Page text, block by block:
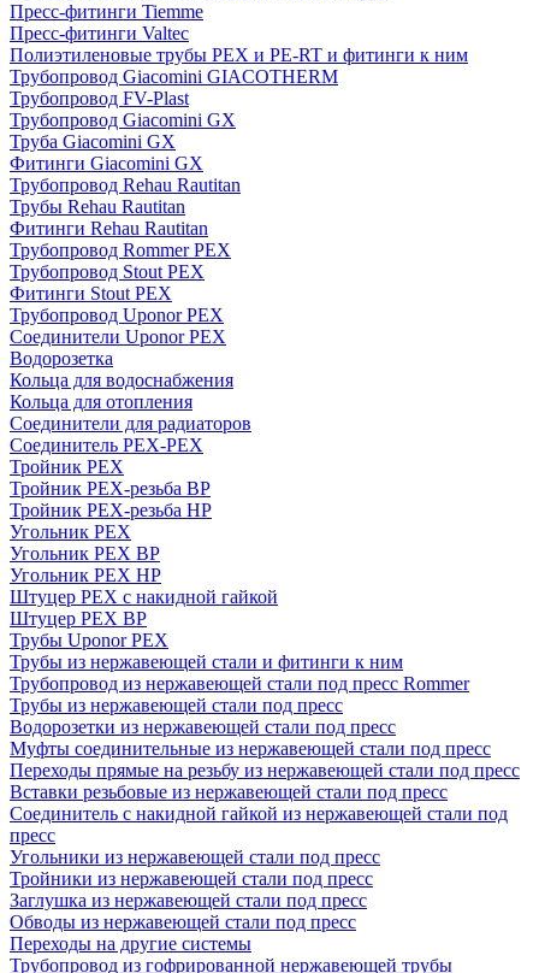
Пресс-фитинги Tiemme
Пресс-фитинги Valtec
Полиэтиленовые трубы PEX и PE-RT и фитинги к ним
Трубопровод Giacomini GIACOTHERM
Трубопровод FV-Plast
Трубопровод Giacomini GX
Труба Giacomini GX
Фитинги Giacomini GX
Трубопровод Rehau Rautitan
Трубы Rehau Rautitan
Фитинги Rehau Rautitan
Трубопровод Rommer PEX
Трубопровод Stout PEX
Фитинги Stout PEX
Трубопровод Uponor PEX
Соединители Uponor PEX
Водорозетка
Кольца для водоснабжения
Кольца для отопления
Соединители для радиаторов
Соединитель PEX-PEX
Тройник PEX
Тройник PEX-резьба ВР
Тройник PEX-резьба НР
Угольник PEX
Угольник PEX ВР
Угольник PEX НР
Штуцер PEX c накидной гайкой
Штуцер PEX ВР
Трубы Uponor PEX
Трубы из нержавеющей стали и фитинги к ним
Трубопровод из нержавеющей стали под пресс Rommer
Трубы из нержавеющей стали под пресс
Водорозетки из нержавеющей стали под пресс
Муфты соединительные из нержавеющей стали под пресс
Переходы прямые на резьбу из нержавеющей стали под пресс
Вставки резьбовые из нержавеющей стали под пресс
Соединитель с накидной гайкой из нержавеющей стали под
пресс
Угольники из нержавеющей стали под пресс
Тройники из нержавеющей стали под пресс
Заглушка из нержавеющей стали под пресс
Обводы из нержавеющей стали под пресс
Переходы на другие системы
Трубопровод из гофрированной нержавеющей трубы